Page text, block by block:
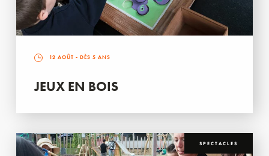
12 AOÛT - DÈS 5 ANS
JEUX EN BOIS
SPECTACLES